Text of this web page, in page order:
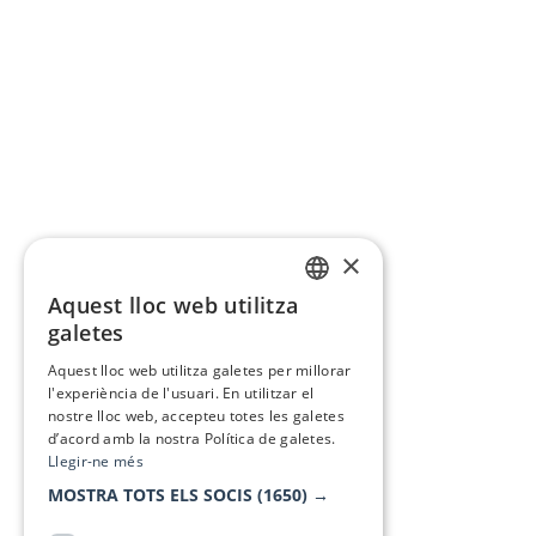
×
Aquest lloc web utilitza
galetes
Aquest lloc web utilitza galetes per millorar
l'experiència de l'usuari. En utilitzar el
nostre lloc web, accepteu totes les galetes
d’acord amb la nostra Política de galetes.
Llegir-ne més
MOSTRA TOTS ELS SOCIS (1650) →